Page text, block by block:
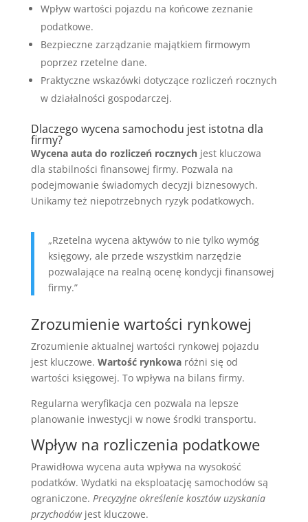
Wpływ wartości pojazdu na końcowe zeznanie
podatkowe.
Bezpieczne zarządzanie majątkiem firmowym
poprzez rzetelne dane.
Praktyczne wskazówki dotyczące rozliczeń rocznych
w działalności gospodarczej.
Dlaczego wycena samochodu jest istotna dla
firmy?
Wycena auta do rozliczeń rocznychjest kluczowa
dla stabilności finansowej firmy. Pozwala na
podejmowanie świadomych decyzji biznesowych.
Unikamy też niepotrzebnych ryzyk podatkowych.
„Rzetelna wycena aktywów to nie tylko wymóg
księgowy, ale przede wszystkim narzędzie
pozwalające na realną ocenę kondycji finansowej
firmy.”
Zrozumienie wartości rynkowej
Zrozumienie aktualnej wartości rynkowej pojazdu
jest kluczowe. Wartość rynkowaróżni się od
wartości księgowej. To wpływa na bilans firmy.
Regularna weryfikacja cen pozwala na lepsze
planowanie inwestycji w nowe środki transportu.
Wpływ na rozliczenia podatkowe
Prawidłowa wycena auta wpływa na wysokość
podatków. Wydatki na eksploatację samochodów są
ograniczone. Precyzyjne określenie kosztów uzyskania
przychodówjest kluczowe.